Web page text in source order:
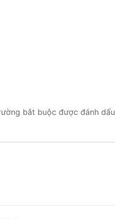
bắt buộc được đánh dấu